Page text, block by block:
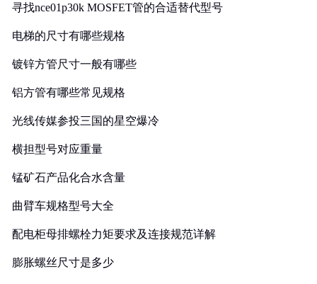
寻找nce01p30k MOSFET管的合适替代型号
电梯的尺寸有哪些规格
镀锌方管尺寸一般有哪些
铝方管有哪些常见规格
光线传媒参投三国的星空爆冷
横担型号对应重量
锰矿石产品化合水含量
曲臂车规格型号大全
配电柜母排螺栓力矩要求及连接规范详解
膨胀螺丝尺寸是多少